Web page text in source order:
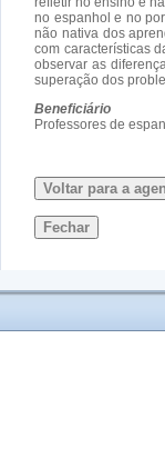
no espanhol e no
não nativa dos
com características
observar as
superação dos
Beneficiário
Professores de
Voltar para a
Fechar